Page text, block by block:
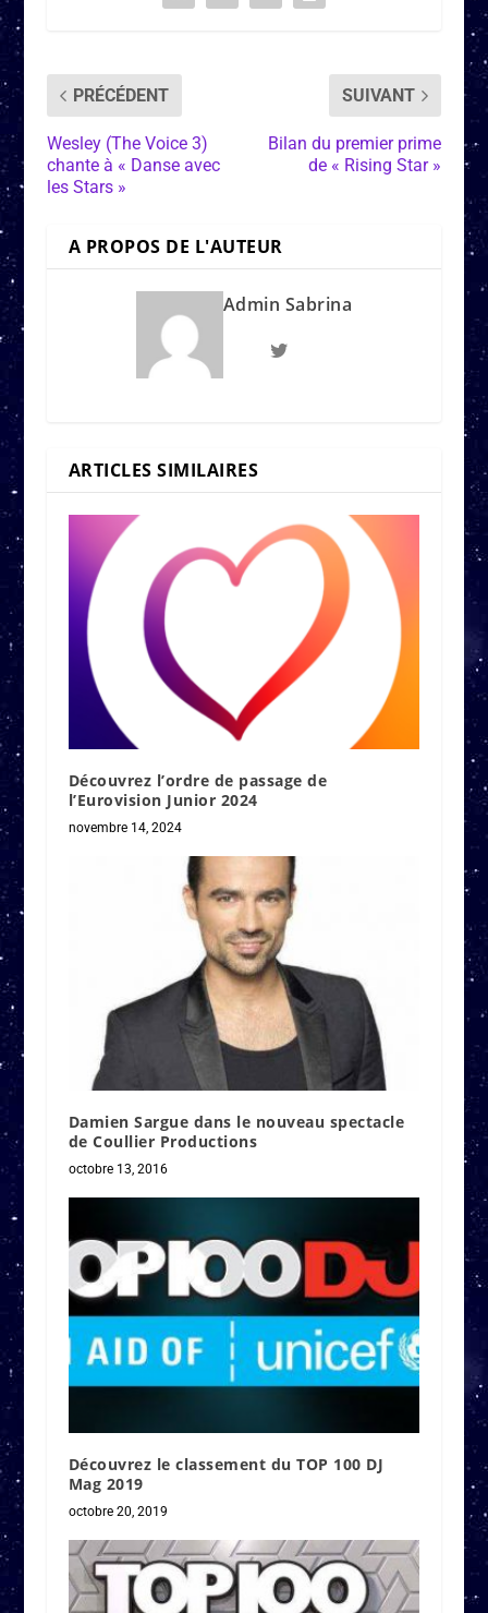
PRÉCÉDENT
Wesley (The Voice 3)
chante à « Danse avec
les Stars »
SUIVANT
Bilan du premier prime
de « Rising Star »
A PROPOS DE L'AUTEUR
Admin Sabrina
ARTICLES SIMILAIRES
Découvrez l’ordre de passage de
l’Eurovision Junior 2024
novembre 14, 2024
Damien Sargue dans le nouveau spectacle
de Coullier Productions
octobre 13, 2016
Découvrez le classement du TOP 100 DJ
Mag 2019
octobre 20, 2019